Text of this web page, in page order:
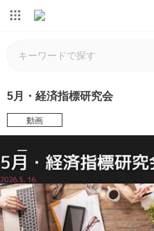
5月・経済指標研究会
動画